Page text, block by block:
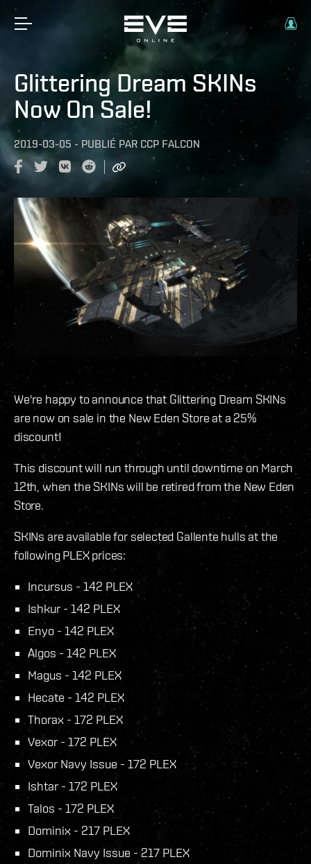
Glittering Dream SKINs
Now On Sale!
2019-03-05 - PUBLIÉ PAR CCP FALCON
We're happy to announce that Glittering Dream SKINs
are now on sale in the New Eden Store at a 25%
discount!
This discount will run through until downtime on March
12th, when the SKINs will be retired from the New Eden
Store.
SKINs are available for selected Gallente hulls at the
following PLEX prices:
Incursus - 142 PLEX
Ishkur - 142 PLEX
Enyo - 142 PLEX
Algos - 142 PLEX
Magus - 142 PLEX
Hecate - 142 PLEX
Thorax - 172 PLEX
Vexor - 172 PLEX
Vexor Navy Issue - 172 PLEX
Ishtar - 172 PLEX
Talos - 172 PLEX
Dominix - 217 PLEX
Dominix Navy Issue - 217 PLEX